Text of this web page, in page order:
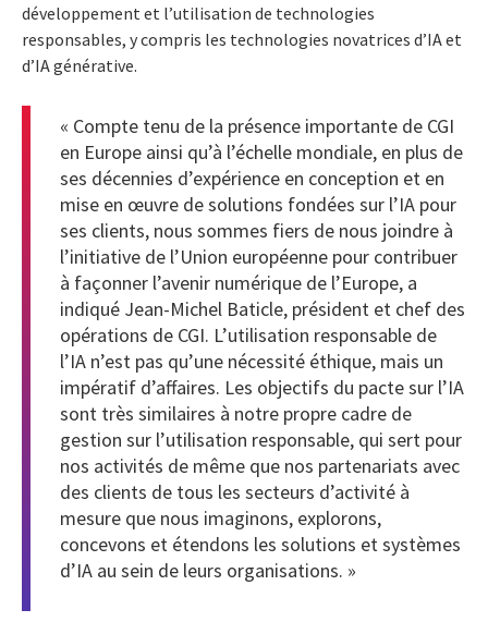
développement et l’utilisation de technologies
responsables, y compris les technologies novatrices d’IA et
d’IA générative.
« Compte tenu de la présence importante de CGI
en Europe ainsi qu’à l’échelle mondiale, en plus de
ses décennies d’expérience en conception et en
mise en œuvre de solutions fondées sur l’IA pour
ses clients, nous sommes fiers de nous joindre à
l’initiative de l’Union européenne pour contribuer
à façonner l’avenir numérique de l’Europe, a
indiqué Jean-Michel Baticle, président et chef des
opérations de CGI. L’utilisation responsable de
l’IA n’est pas qu’une nécessité éthique, mais un
impératif d’affaires. Les objectifs du pacte sur l’IA
sont très similaires à notre propre cadre de
gestion sur l’utilisation responsable, qui sert pour
nos activités de même que nos partenariats avec
des clients de tous les secteurs d’activité à
mesure que nous imaginons, explorons,
concevons et étendons les solutions et systèmes
d’IA au sein de leurs organisations. »